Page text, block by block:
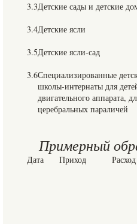
3.3Детские сады и детские
3.4Детские ясли
3.5Детские ясли-сад
3.6Специализированные
школы-интернаты для
двигательного аппарата,
церебральных параличей
Примерный
Дата Приход Расход